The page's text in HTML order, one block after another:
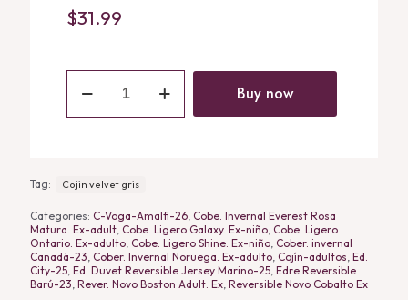
$31.99
Cojín
quantity
Buy now
Tag: Cojin velvet gris
Categories: C-Voga-Amalfi-26 Cobe. Invernal Everest Rosa
Matura. Ex-adult Cobe. Ligero Galaxy. Ex-niño Cobe. Ligero
Ontario. Ex-adulto Cobe. Ligero Shine. Ex-niño Cober. invernal
Canadá-23 Cober. Invernal Noruega. Ex-adulto Cojín-adultos Ed.
City-25 Ed. Duvet Reversible Jersey Marino-25 Edre.Reversible
Barú-23 Rever. Novo Boston Adult. Ex Reversible Novo Cobalto Ex